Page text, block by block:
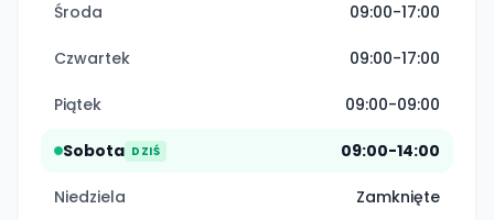
Środa 09:00-17:00
Czwartek 09:00-17:00
Piątek 09:00-09:00
Sobota DZIŚ 09:00-14:00
Niedziela Zamknięte